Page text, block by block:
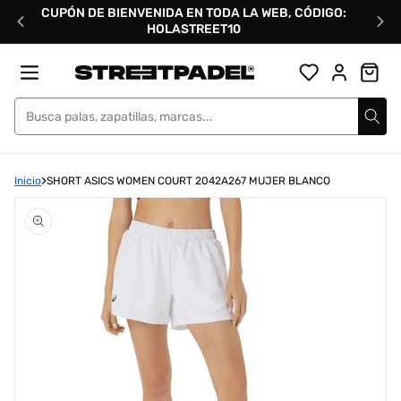
directamente
CUPÓN DE BIENVENIDA EN TODA LA WEB, CÓDIGO:
HOLASTREET10
Street Padel
Inicio SHORT ASICS WOMEN COURT 2042A267 MUJER BLANCO
elemento
multimedia